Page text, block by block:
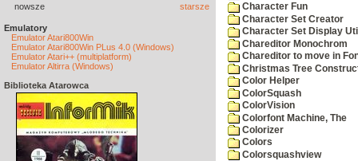
nowsze starsze
Emulatory
Emulator Atari800Win
Emulator Atari800Win PLus 4.0 (Windows)
Emulator Atari++ (multiplatform)
Emulator Altirra (Windows)
Biblioteka Atarowca
Character Fun
Character Set Creator
Character Set Display
Chareditor Monochrom
Chareditor to move in
Christmas Tree
Color Helper
ColorSquash
ColorVision
Colorfont Machine, The
Colorizer
Colors
Colorsquashview